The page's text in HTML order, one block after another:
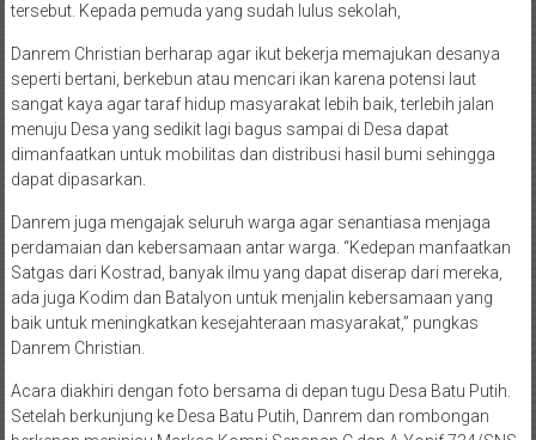
tersebut. Kepada pemuda yang sudah lulus sekolah,
Danrem Christian berharap agar ikut bekerja memajukan desanya
seperti bertani, berkebun atau mencari ikan karena potensi laut
sangat kaya agar taraf hidup masyarakat lebih baik, terlebih jalan
menuju Desa yang sedikit lagi bagus sampai di Desa dapat
dimanfaatkan untuk mobilitas dan distribusi hasil bumi sehingga
dapat dipasarkan.
Danrem juga mengajak seluruh warga agar senantiasa menjaga
perdamaian dan kebersamaan antar warga. “Kedepan manfaatkan
Satgas dari Kostrad, banyak ilmu yang dapat diserap dari mereka,
ada juga Kodim dan Batalyon untuk menjalin kebersamaan yang
baik untuk meningkatkan kesejahteraan masyarakat,” pungkas
Danrem Christian.
Acara diakhiri dengan foto bersama di depan tugu Desa Batu Putih.
Setelah berkunjung ke Desa Batu Putih, Danrem dan rombongan